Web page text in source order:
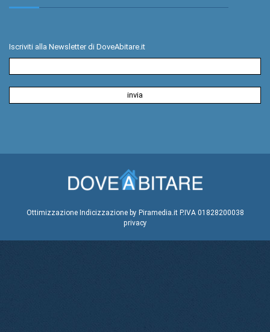
Iscriviti alla Newsletter di DoveAbitare.it
Ottimizzazione Indicizzazione by Piramedia.itP.IVA 01828200038
privacy